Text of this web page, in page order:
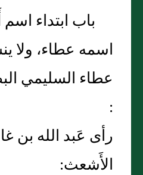
باب ابتداء
اسمه عطاء، ولا
عطاء السليمي
:
رأى عَبد الله بن
الأَشعث: